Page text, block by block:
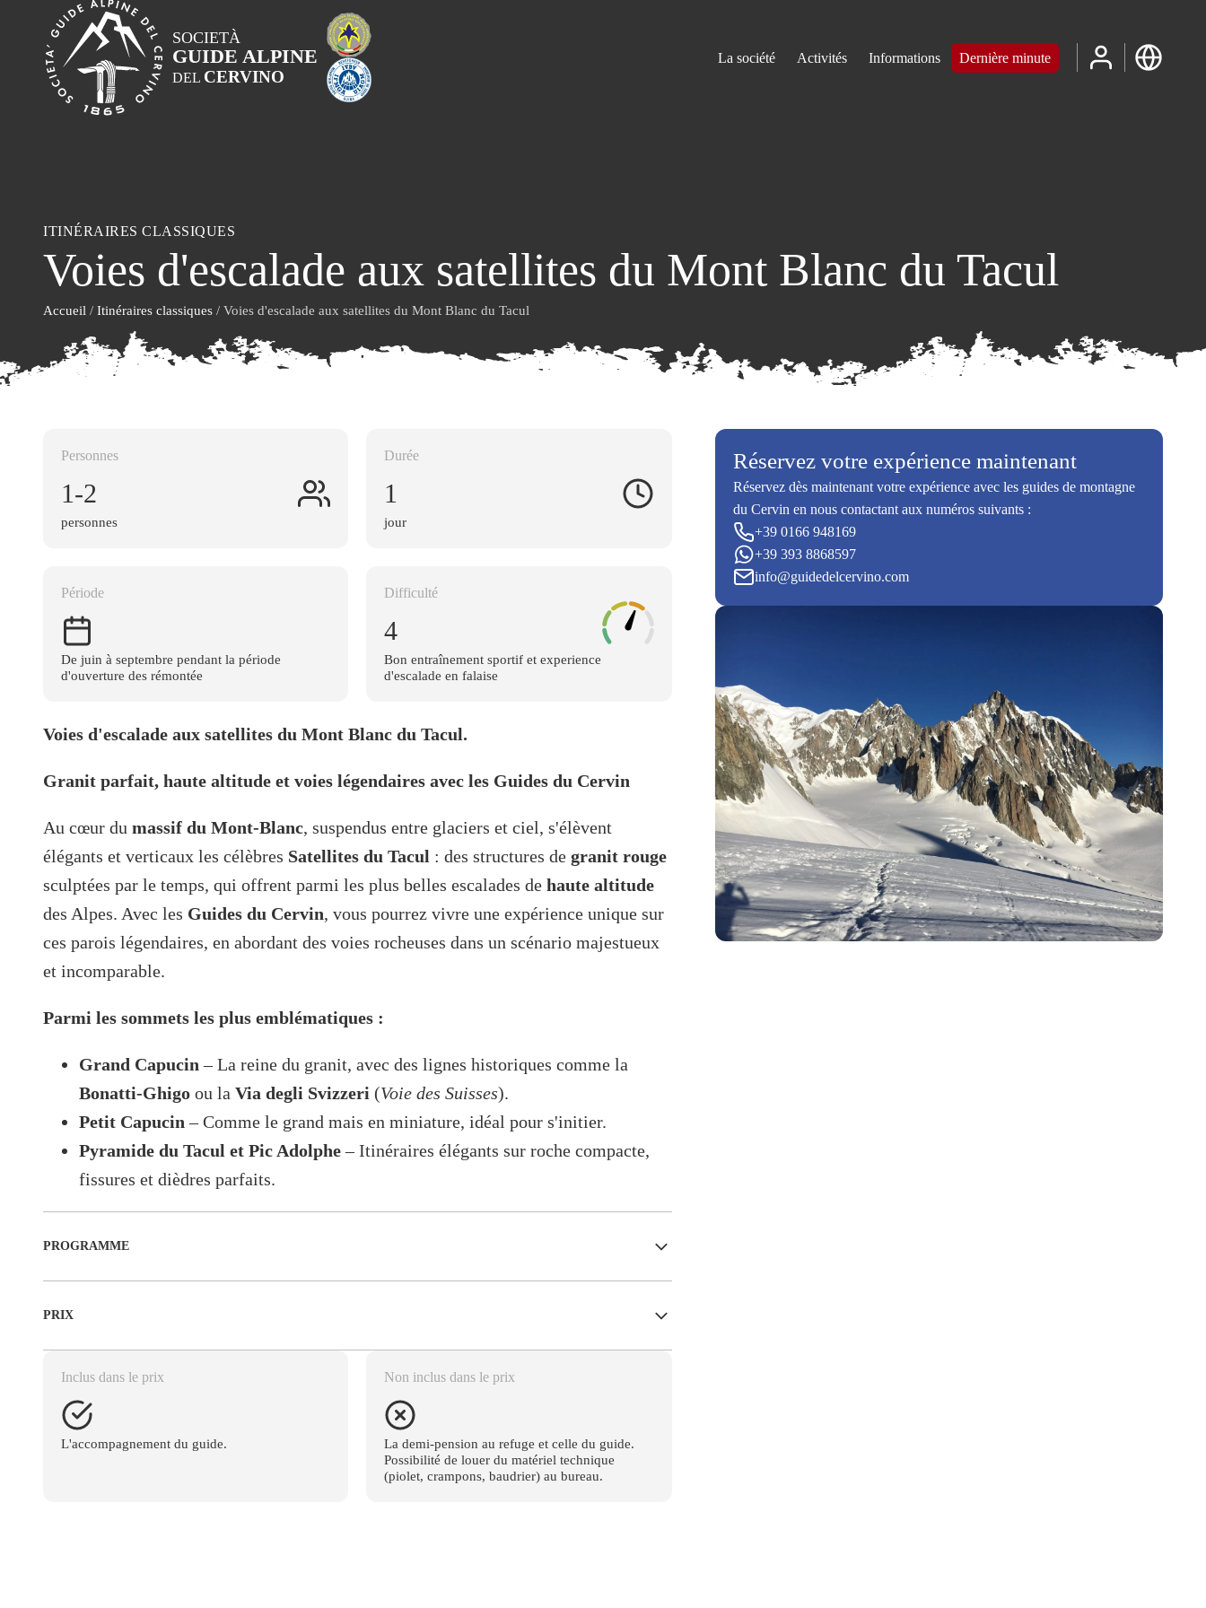
SOCIETÀ
GUIDE ALPINE
DEL CERVINO
La société Activités Informations Dernière minute
ITINÉRAIRES CLASSIQUES
Voies d'escalade aux satellites du Mont Blanc du Tacul
Accueil / Itinéraires classiques / Voies d'escalade aux satellites du Mont Blanc du Tacul
Personnes
1-2
personnes
Durée
1
jour
Période
De juin à septembre pendant la période
d'ouverture des rémontée
Difficulté
4
Bon entraînement sportif et experience
d'escalade en falaise
Voies d'escalade aux satellites du Mont Blanc du Tacul.
Granit parfait, haute altitude et voies légendaires avec les Guides du Cervin
Au cœur du massif du Mont-Blanc, suspendus entre glaciers et ciel, s'élèvent
élégants et verticaux les célèbres Satellites du Tacul : des structures de granit rouge
sculptées par le temps, qui offrent parmi les plus belles escalades de haute altitude
des Alpes. Avec les Guides du Cervin, vous pourrez vivre une expérience unique sur
ces parois légendaires, en abordant des voies rocheuses dans un scénario majestueux
et incomparable.
Parmi les sommets les plus emblématiques :
Grand Capucin – La reine du granit, avec des lignes historiques comme la
Bonatti-Ghigo ou la Via degli Svizzeri (Voie des Suisses).
Petit Capucin – Comme le grand mais en miniature, idéal pour s'initier.
Pyramide du Tacul et Pic Adolphe– Itinéraires élégants sur roche compacte,
fissures et dièdres parfaits.
PROGRAMME
PRIX
Inclus dans le prix
L'accompagnement du guide.
Non inclus dans le prix
La demi-pension au refuge et celle du guide.
Possibilité de louer du matériel technique
(piolet, crampons, baudrier) au bureau.
Réservez votre expérience maintenant
Réservez dès maintenant votre expérience avec les guides de montagne
du Cervin en nous contactant aux numéros suivants :
+39 0166 948169
+39 393 8868597
info@guidedelcervino.com